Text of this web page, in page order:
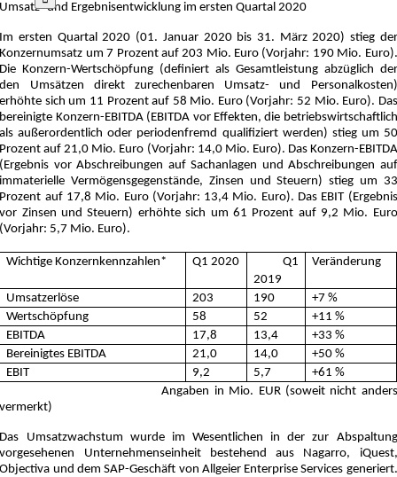
Umsatz- und Ergebnisentwicklung im ersten Quartal 2020
Im ersten Quartal 2020 (01. Januar 2020 bis 31. März 2020) stieg der
Konzernumsatz um 7 Prozent auf 203 Mio. Euro (Vorjahr: 190 Mio. Euro).
Die Konzern-Wertschöpfung (definiert als Gesamtleistung abzüglich der
den Umsätzen direkt zurechenbaren Umsatz- und Personalkosten)
erhöhte sich um 11 Prozent auf 58 Mio. Euro (Vorjahr: 52 Mio. Euro). Das
bereinigte Konzern-EBITDA (EBITDA vor Effekten, die betriebswirtschaftlich
als außerordentlich oder periodenfremd qualifiziert werden) stieg um 50
Prozent auf 21,0 Mio. Euro (Vorjahr: 14,0 Mio. Euro). Das Konzern-EBITDA
(Ergebnis vor Abschreibungen auf Sachanlagen und Abschreibungen auf
immaterielle Vermögensgegenstände, Zinsen und Steuern) stieg um 33
Prozent auf 17,8 Mio. Euro (Vorjahr: 13,4 Mio. Euro). Das EBIT (Ergebnis
vor Zinsen und Steuern) erhöhte sich um 61 Prozent auf 9,2 Mio. Euro
(Vorjahr: 5,7 Mio. Euro).
Wichtige Konzernkennzahlen* Q1 2020
Q1
2019
Veränderung
Umsatzerlöse 203 190
+7 %
Wertschöpfung
58 52
+11 %
EBITDA
17,8 13,4
+33 %
Bereinigtes EBITDA
21,0 14,0
+50 %
EBIT
9,2 5,7
+61 %
*Gesamt-Konzern nach IFRS,Angaben in Mio. EUR (soweit nicht anders
vermerkt)
Das Umsatzwachstum wurde im Wesentlichen in der zur Abspaltung
vorgesehenen Unternehmenseinheit bestehend aus Nagarro, iQuest,
Objectiva und dem SAP-Geschäft von Allgeier Enterprise Services generiert.